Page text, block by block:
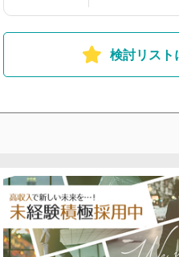
検討リスト